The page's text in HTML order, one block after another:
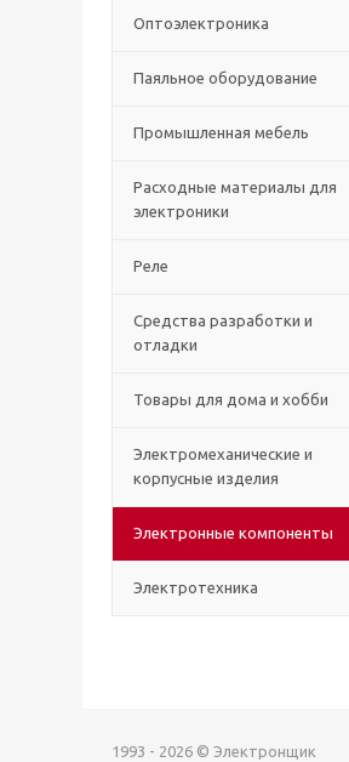
Оптоэлектроника
Паяльное оборудование
Промышленная мебель
Расходные материалы для
электроники
Реле
Средства разработки и
отладки
Товары для дома и хобби
Электромеханические и
корпусные изделия
Электронные компоненты
Электротехника
1993 - 2026 © Электронщик